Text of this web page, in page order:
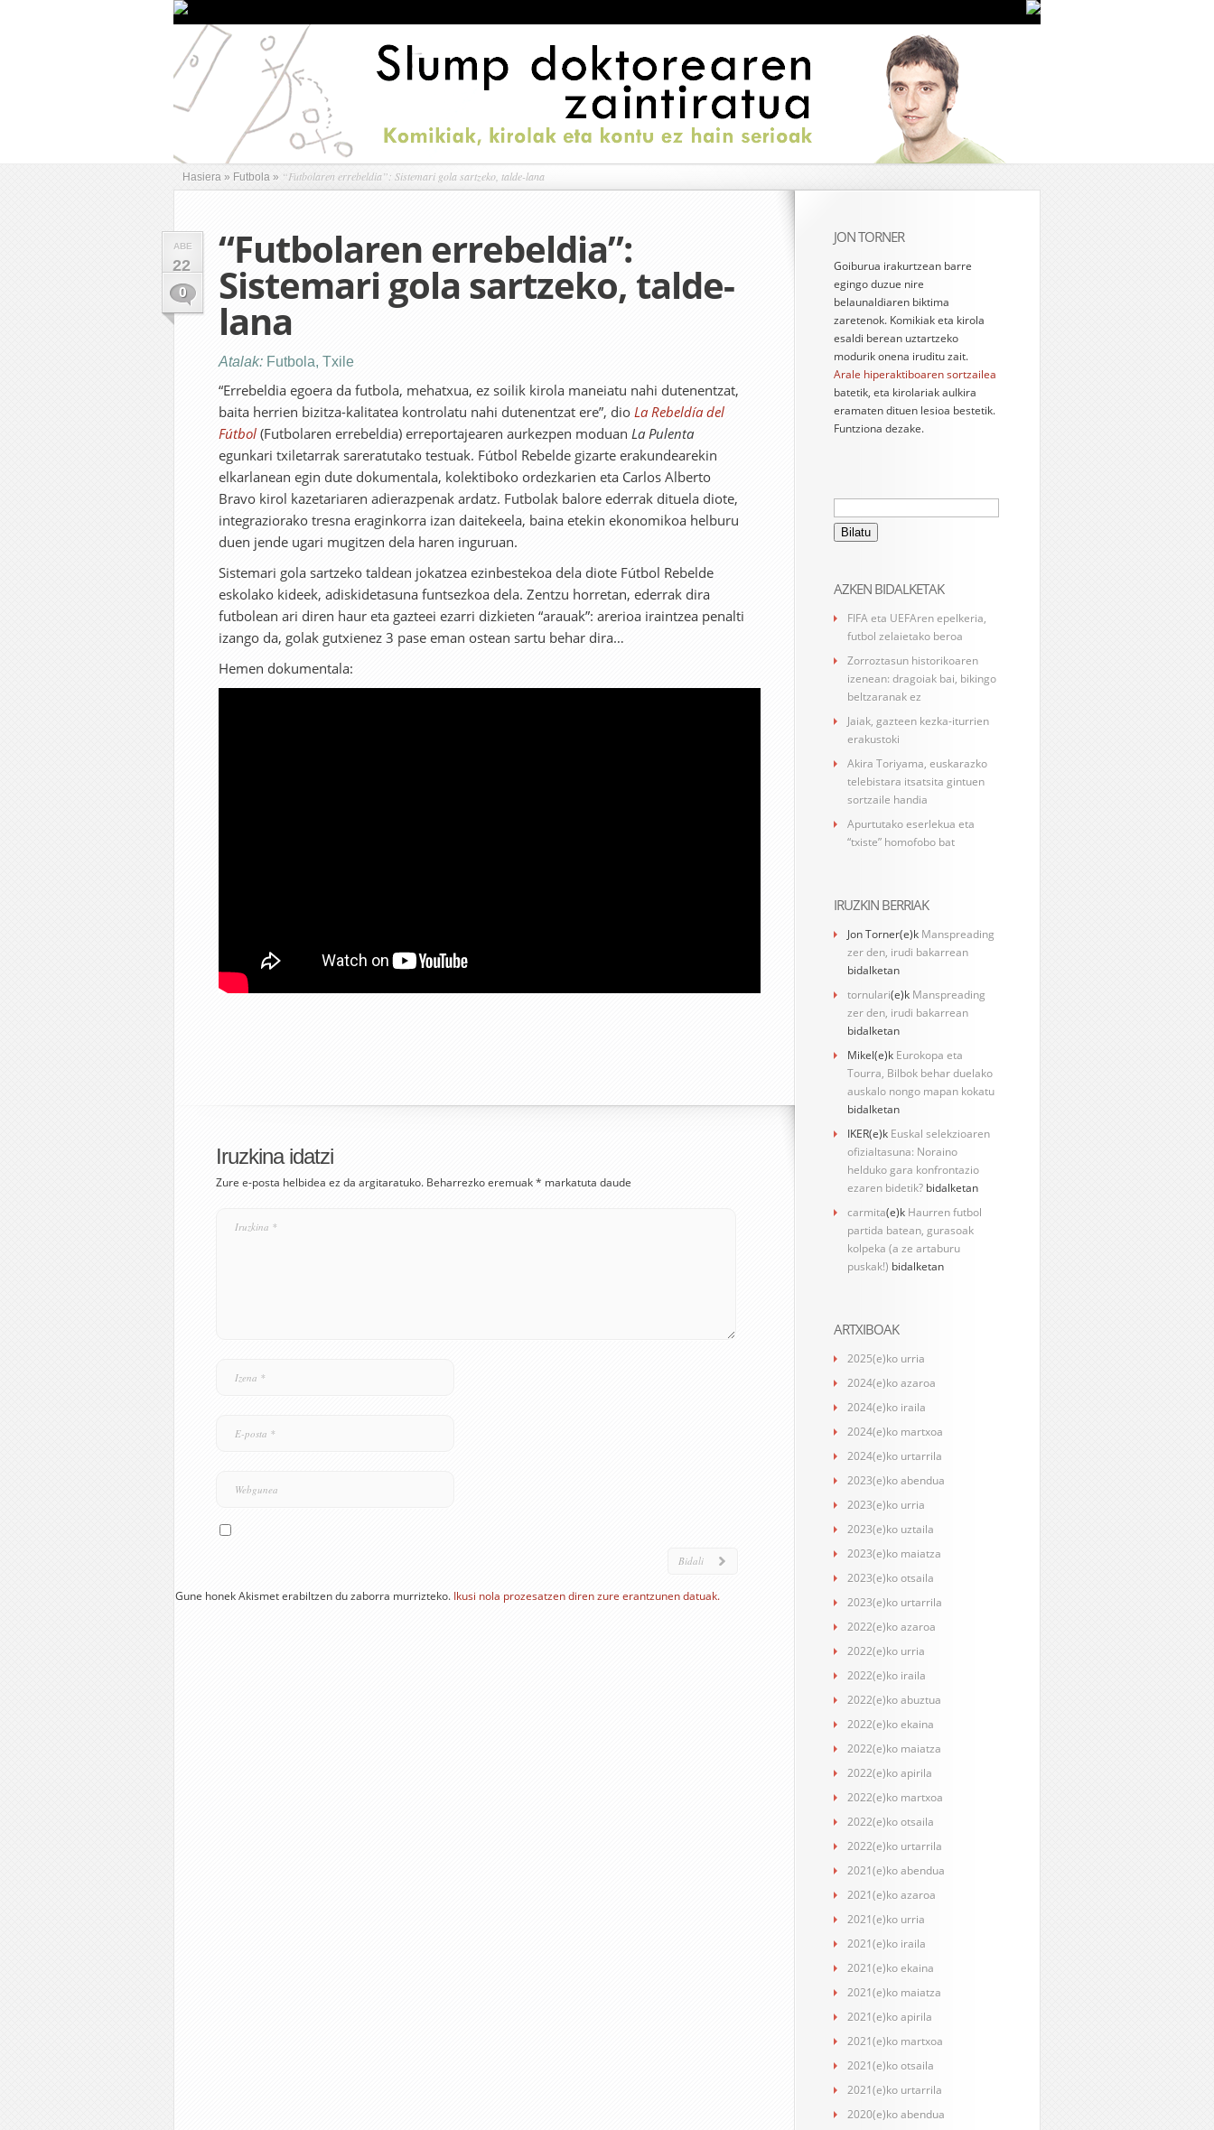
Hasiera » Futbola » “Futbolaren errebeldia”: Sistemari gola sartzeko, talde-lana
ABE
22
0
“Futbolaren errebeldia”:
Sistemari gola sartzeko, talde-
lana
Atalak: Futbola, Txile
“Errebeldia egoera da futbola, mehatxua, ez soilik kirola maneiatu nahi dutenentzat,
baita herrien bizitza-kalitatea kontrolatu nahi dutenentzat ere”, dio La Rebeldía del
Fútbol (Futbolaren errebeldia) erreportajearen aurkezpen moduan La Pulenta
egunkari txiletarrak sareratutako testuak. Fútbol Rebelde gizarte erakundearekin
elkarlanean egin dute dokumentala, kolektiboko ordezkarien eta Carlos Alberto
Bravo kirol kazetariaren adierazpenak ardatz. Futbolak balore ederrak dituela diote,
integraziorako tresna eraginkorra izan daitekeela, baina etekin ekonomikoa helburu
duen jende ugari mugitzen dela haren inguruan.
Sistemari gola sartzeko taldean jokatzea ezinbestekoa dela diote Fútbol Rebelde
eskolako kideek, adiskidetasuna funtsezkoa dela. Zentzu horretan, ederrak dira
futbolean ari diren haur eta gazteei ezarri dizkieten “arauak”: arerioa iraintzea penalti
izango da, golak gutxienez 3 pase eman ostean sartu behar dira…
Hemen dokumentala:
Iruzkina idatzi
Zure e-posta helbidea ez da argitaratuko. Beharrezko eremuak* markatuta daude
Gune honek Akismet erabiltzen du zaborra murrizteko. Ikusi nola prozesatzen diren zure erantzunen datuak.
JON TORNER
Goiburua irakurtzean barre
egingo duzue nire
belaunaldiaren biktima
zaretenok. Komikiak eta kirola
esaldi berean uztartzeko
modurik onena iruditu zait.
Arale hiperaktiboaren sortzailea
batetik, eta kirolariak aulkira
eramaten dituen lesioa bestetik.
Funtziona dezake.
Bilatu:
AZKEN BIDALKETAK
FIFA eta UEFAren epelkeria,
futbol zelaietako beroa
Zorroztasun historikoaren
izenean: dragoiak bai, bikingo
beltzaranak ez
Jaiak, gazteen kezka-iturrien
erakustoki
Akira Toriyama, euskarazko
telebistara itsatsita gintuen
sortzaile handia
Apurtutako eserlekua eta
“txiste” homofobo bat
IRUZKIN BERRIAK
Jon Torner(e)k Manspreading
zer den, irudi bakarrean
bidalketan
tornulari(e)k Manspreading
zer den, irudi bakarrean
bidalketan
Mikel(e)k Eurokopa eta
Tourra, Bilbok behar duelako
auskalo nongo mapan kokatu
bidalketan
IKER(e)k Euskal selekzioaren
ofizialtasuna: Noraino
helduko gara konfrontazio
ezaren bidetik? bidalketan
carmita(e)k Haurren futbol
partida batean, gurasoak
kolpeka (a ze artaburu
puskak!) bidalketan
ARTXIBOAK
2025(e)ko urria
2024(e)ko azaroa
2024(e)ko iraila
2024(e)ko martxoa
2024(e)ko urtarrila
2023(e)ko abendua
2023(e)ko urria
2023(e)ko uztaila
2023(e)ko maiatza
2023(e)ko otsaila
2023(e)ko urtarrila
2022(e)ko azaroa
2022(e)ko urria
2022(e)ko iraila
2022(e)ko abuztua
2022(e)ko ekaina
2022(e)ko maiatza
2022(e)ko apirila
2022(e)ko martxoa
2022(e)ko otsaila
2022(e)ko urtarrila
2021(e)ko abendua
2021(e)ko azaroa
2021(e)ko urria
2021(e)ko iraila
2021(e)ko ekaina
2021(e)ko maiatza
2021(e)ko apirila
2021(e)ko martxoa
2021(e)ko otsaila
2021(e)ko urtarrila
2020(e)ko abendua